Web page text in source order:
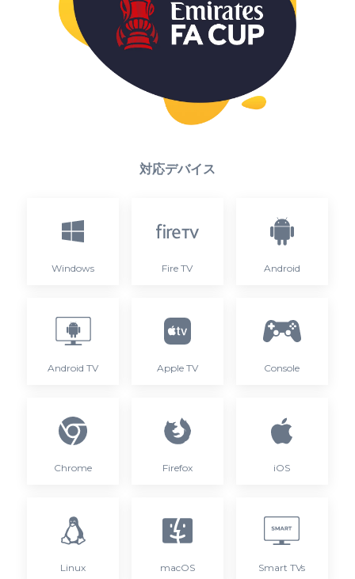
対応デバイス
Windows Fire TV Android
Android TV Apple TV Console
Chrome Firefox iOS
Linux macOS Smart TVs